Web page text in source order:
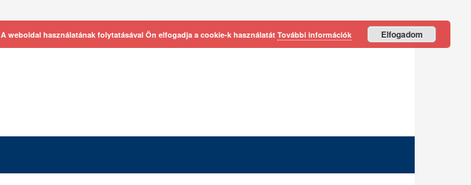
A weboldal használatának folytatásával Ön elfogadja a cookie-k használatát További információk Elfogadom